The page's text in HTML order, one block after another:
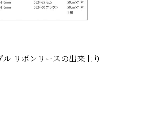
ル リボンリースの出来上り